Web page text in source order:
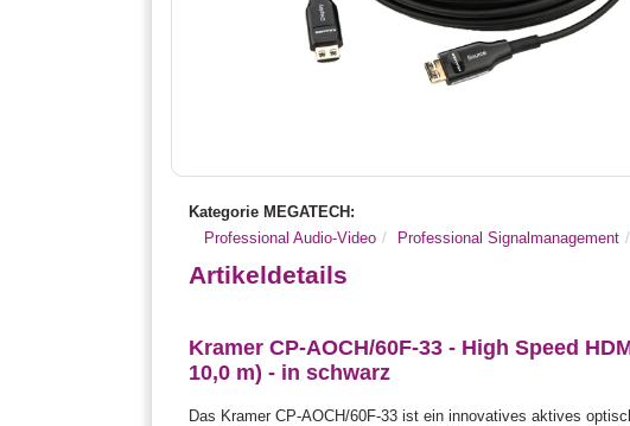
Kategorie MEGATECH:
Professional Audio-Video
Professional Signalmanagement
Artikeldetails
Kramer CP-AOCH/60F-33 - High Speed
10,0 m) - in schwarz
Das Kramer CP-AOCH/60F-33 ist ein innovatives aktives